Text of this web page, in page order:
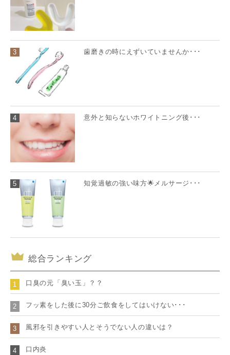
3 歯磨きの時にえずいていませんか･･･
4 意外と知らないホワイトニング後･･･
5 知覚過敏の強い味方🌟メルサージ･･･
総合ランキング
1 口臭の元「臭い玉」？？
2 フッ素をした後に30分ご飲食をしてはいけない･･･
3 風邪を引きやすい人とそうでない人の違いは？
4 口内炎